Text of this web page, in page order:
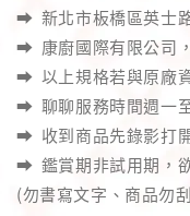
➡️ 新北市板橋區英士
➡️ 康廚國際有限公司
➡️ 以上規格若與原廠
➡️ 聊聊服務時間週一
➡️ 收到商品先錄影打
➡️ 鑑賞期非試用期，
(勿書寫文字、商品勿